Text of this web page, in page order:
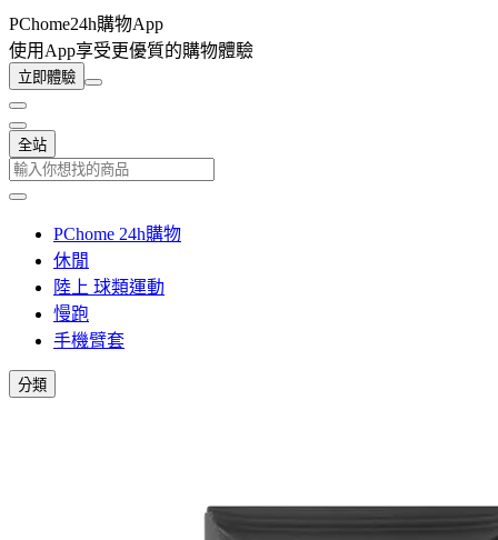
PChome24h購物App
使用App享受更優質的購物體驗
立即體驗
全站
PChome 24h購物
休閒
陸上 球類運動
慢跑
手機臂套
分類